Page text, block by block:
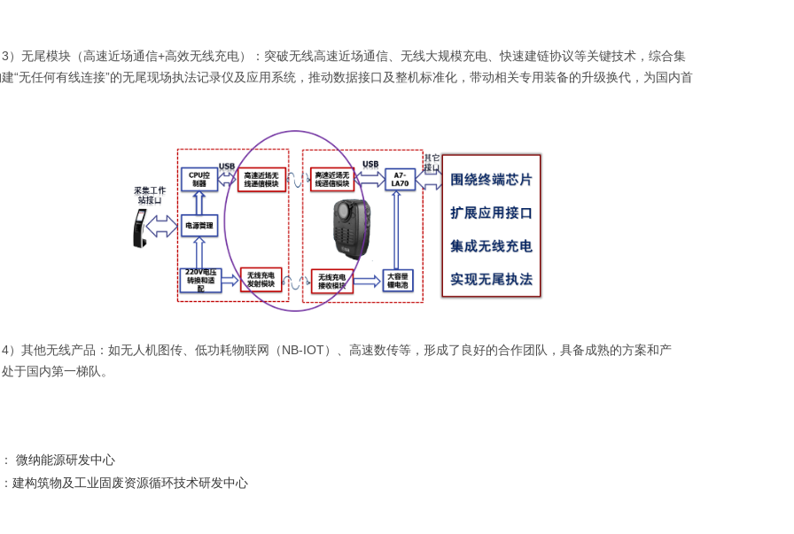
尾模块（高速近场通信+高效无线充电）：突破无线高速近场通信、无线大规模充电、快速建链协议等关键技术，综合集
“无任何有线连接”的无尾现场执法记录仪及应用系统，推动数据接口及整机标准化，带动相关专用装备的升级换代，为国内首
他无线产品：如无人机图传、低功耗物联网（NB-IOT）、高速数传等，形成了良好的合作团队，具备成熟的方案和产
于国内第一梯队。
：微纳能源研发中心
建构筑物及工业固废资源循环技术研发中心